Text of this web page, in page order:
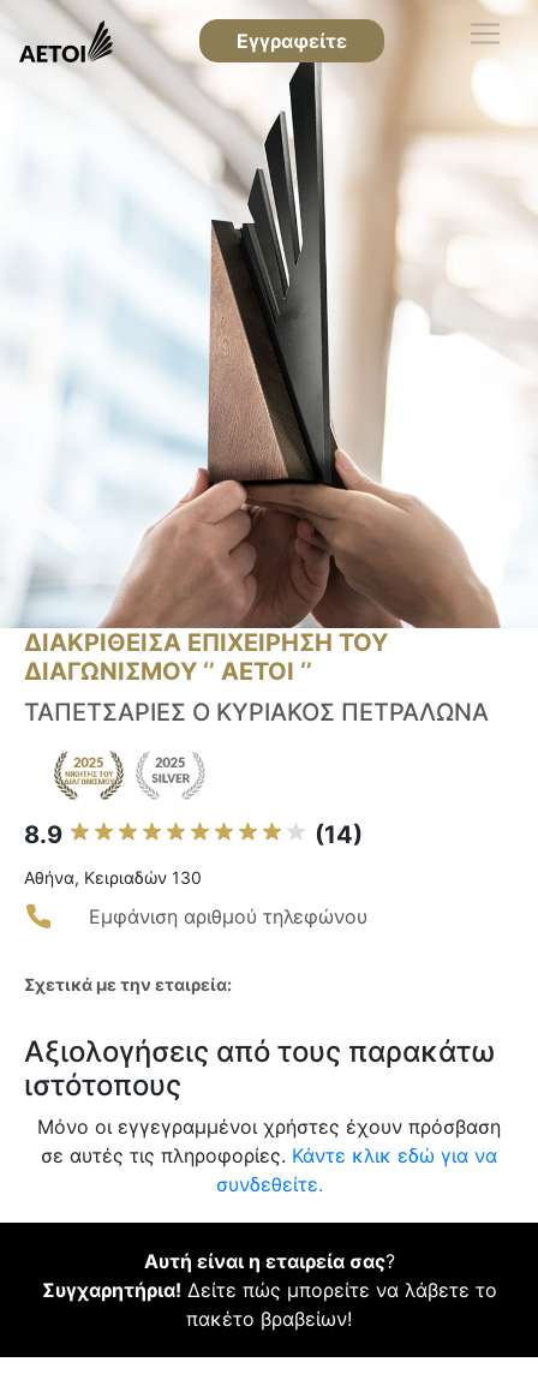
Εγγραφείτε
ΔΙΑΚΡΙΘΕΙΣΑ ΕΠΙΧΕΙΡΗΣΗ ΤΟΥ
ΔΙΑΓΩΝΙΣΜΟΥ ‘’ ΑΕΤΟΙ ‘’
ΤΑΠΕΤΣΑΡΙΕΣ Ο ΚΥΡΙΑΚΟΣ ΠΕΤΡΑΛΩΝΑ
8.9 (14)
Αθήνα, Κειριαδών 130
Εμφάνιση αριθμού τηλεφώνου
Σχετικά με την εταιρεία:
Αξιολογήσεις από τους παρακάτω
ιστότοπους
Μόνο οι εγγεγραμμένοι χρήστες έχουν πρόσβαση
σε αυτές τις πληροφορίες. Κάντε κλικ εδώ για να
συνδεθείτε.
Αυτή είναι η εταιρεία σας?
Συγχαρητήρια! Δείτε πώς μπορείτε να λάβετε το
πακέτο βραβείων!